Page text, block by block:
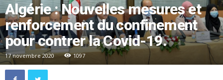
Algérie : Nouvelles mesures et
renforcement du confinement
pour contrer la Covid-19.
17 novembre 2020 1097